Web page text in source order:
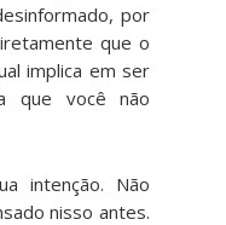
por
que o
implica em ser
que você não
intenção. Não
nisso antes.